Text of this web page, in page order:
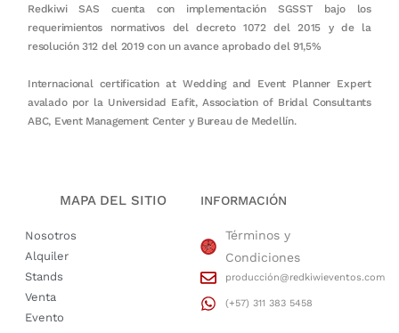
Redkiwi SAS cuenta con implementación SGSST bajo los
requerimientos normativos del decreto 1072 del 2015 y de la
resolución 312 del 2019 con un avance aprobado del 91,5%
Internacional certification at Wedding and Event Planner Expert
avalado por la Universidad Eafit, Association of Bridal Consultants
ABC, Event Management Center y Bureau de Medellín.
MAPA DEL SITIO
Nosotros
Alquiler
Stands
Venta
Evento
INFORMACIÓN
Términos y
Condiciones
producción@redkiwieventos.com
(+57) 311 383 5458